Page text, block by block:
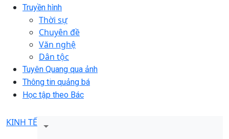
Truyền hình
Thời sự
Chuyên đề
Văn nghệ
Dân tộc
Tuyên Quang qua ảnh
Thông tin quảng bá
Học tập theo Bác
KINH TẾ